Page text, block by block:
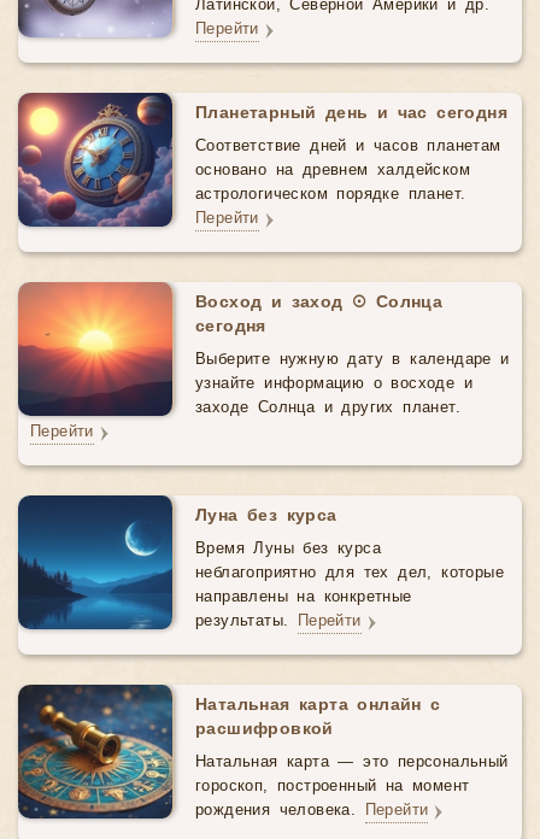
Латинской, Северной Америки и др.
Перейти
Планетарный день и час сегодня
Соответствие дней и часов планетам
основано на древнем халдейском
астрологическом порядке планет.
Перейти
Восход и заход ☉ Солнца
сегодня
Выберите нужную дату в календаре и
узнайте информацию о восходе и
заходе Солнца и других планет.
Перейти
Луна без курса
Время Луны без курса
неблагоприятно для тех дел, которые
направлены на конкретные
результаты. Перейти
Натальная карта онлайн с
расшифровкой
Натальная карта — это персональный
гороскоп, построенный на момент
рождения человека. Перейти